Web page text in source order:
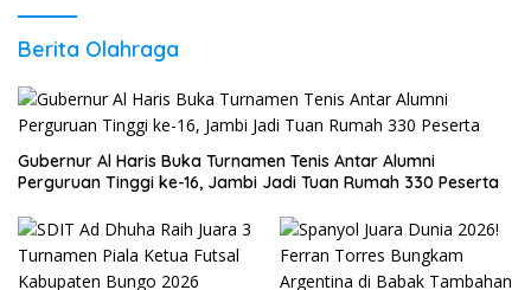
Berita Olahraga
Gubernur Al Haris Buka Turnamen Tenis Antar Alumni
Perguruan Tinggi ke-16, Jambi Jadi Tuan Rumah 330 Peserta